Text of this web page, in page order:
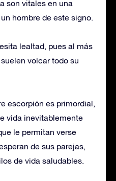
son vitales en una
hombre de este signo.
lealtad, pues al más
volcar todo su
escorpión es primordial,
vida inevitablemente
le permitan verse
de sus parejas,
de vida saludables.